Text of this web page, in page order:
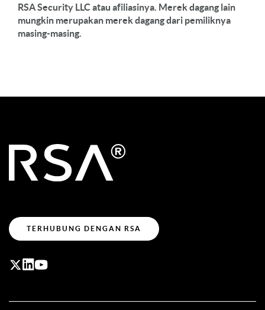
RSA Security LLC atau afiliasinya. Merek dagang lain
mungkin merupakan merek dagang dari pemiliknya
masing-masing.
TERHUBUNG DENGAN RSA